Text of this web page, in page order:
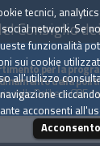
Consiglio
per la
della
delle Delibere CIPE
tecnici,
network. Se
funzionalità
sui cookie
all'utilizzo
acconsenti
Acconsento